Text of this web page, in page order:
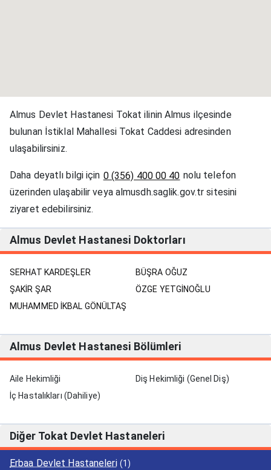
Almus Devlet Hastanesi Tokat ilinin Almus ilçesinde
bulunan İstiklal Mahallesi Tokat Caddesi adresinden
ulaşabilirsiniz.
Daha deyatlı bilgi için 0 (356) 400 00 40 nolu telefon
üzerinden ulaşabilir veya almusdh.saglik.gov.tr sitesini
ziyaret edebilirsiniz.
Almus Devlet Hastanesi Doktorları
SERHAT KARDEŞLER
BÜŞRA OĞUZ
ŞAKİR ŞAR
ÖZGE YETGİNOĞLU
MUHAMMED İKBAL GÖNÜLTAŞ
Almus Devlet Hastanesi Bölümleri
Aile Hekimliği
Diş Hekimliği (Genel Diş)
İç Hastalıkları (Dahiliye)
Diğer Tokat Devlet Hastaneleri
Erbaa Devlet Hastaneleri (1)